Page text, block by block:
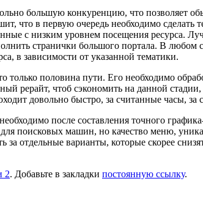
большую конкуренцию, что позволяет
что в первую очередь необходимо
с низким уровнем посещения ресурса.
странички большого портала. В
в зависимости от указанной тематики.
половина пути. Его необходимо
рерайт, чтоб сэкономить на данной
довольно быстро, за считанные часы,
необходимо после составления точного
поисковых машин, но качество меню,
отдельные варианты, которые скорее
2. Добавьте в закладки постоянную ссылку.